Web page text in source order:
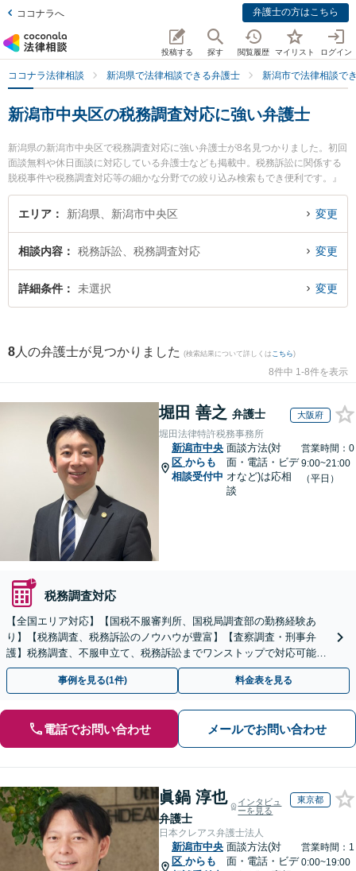
ココナラへ 弁護士の方はこちら
投稿する 探す 閲覧履歴 マイリスト ログイン
ココナラ法律相談 新潟県で法律相談できる弁護士 新潟市で法律相談で
新潟市中央区の税務調査対応に強い弁護士
新潟県の新潟市中央区で税務調査対応に強い弁護士が8名見つかりました。初回
面談無料や休日面談に対応している弁護士なども掲載中。税務訴訟に関係する
脱税事件や税務調査対応等の細かな分野での絞り込み検索もでき便利です。』
特に弁護士法人リーガル・パートナー法律事務所の上遠野 鉄也弁護士や弁護士
法人一新総合法律事務所の今井 慶貴弁護士、弁護士法人一新総合法律事務所の
に弁護士に相談したい』『税務調査対応のトラブル解決の実績豊富な近くの弁
護士を検索したい』『初回相談無料で税務調査対応を法律相談できる新潟市中
央区内の弁護士に相談予約したい』などでお困りの相談者さんにおすすめで
エリア 新潟県、新潟市中央区 変更
相談内容 税務訴訟、税務調査対応 変更
詳細条件 未選択 変更
8 人の弁護士が見つかりました (検索結果について詳しくは こちら)
8件中 1-8件を表示
堀田 善之 弁護士 大阪府
堀田法律特許税務事務所
新潟市中央
区 からも
相談受付中
面談方法(対
面・電話・ビデ
オなど)は応相
談
営業時間：0
9:00~21:00
（平日）
税務調査対応
【全国エリア対応】【国税不服審判所、国税局調査部の勤務経験あ
り】【税務調査、税務訴訟のノウハウが豊富】【査察調査・刑事弁
護】税務調査、不服申立て、税務訴訟までワンストップで対応可能！
事業承継にも対応【休日・夜間相談可】
事例を見る(1件) 料金表を見る
電話でお問い合わせ メールでお問い合わせ
眞鍋 淳也
弁護士
インタビュ
ーを見る
東京都
日本クレアス弁護士法人
新潟市中央
区 からも
面談方法(対
面・電話・ビデ
営業時間：1
0:00~19:00